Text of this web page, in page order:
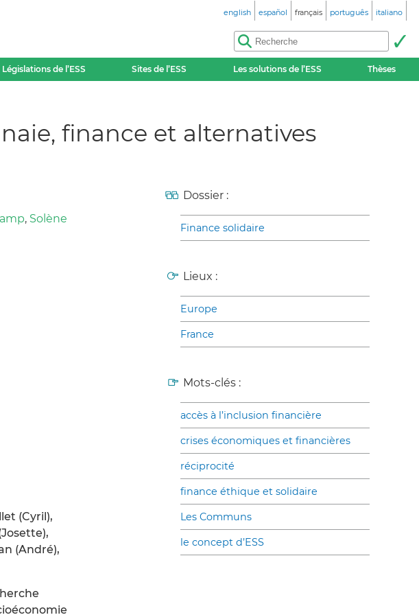
english español français português italiano
Législations de l’ESS Sites de l’ESS Les solutions de l’ESS Thèses
finance et alternatives
, Solène
(Cyril),
(André),
Dossier :
Finance solidaire
Lieux :
Europe
France
Mots-clés :
accès à l’inclusion financière
crises économiques et financières
réciprocité
finance éthique et solidaire
Les Communs
le concept d’ESS